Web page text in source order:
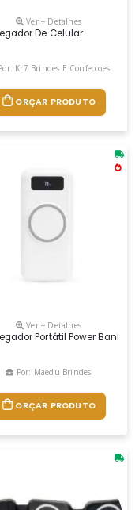
10.000mah. Possui
Ver + Detalhes
De Celular
Kr7 Brindes E Confeccoes
ORÇAR PRODUTO
Ver + Detalhes
Portátil Power Bank
Por: Maedu Brindes
ORÇAR PRODUTO